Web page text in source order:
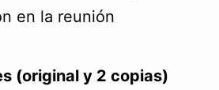
en la reunión
(original y 2 copias)